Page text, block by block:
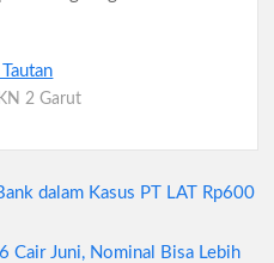
2 Garut
dalam Kasus PT LAT Rp600
Cair Juni, Nominal Bisa Lebih